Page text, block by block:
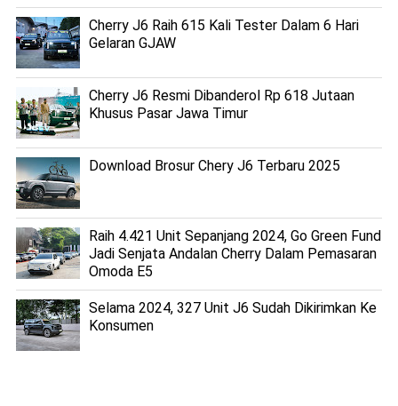
Cherry J6 Raih 615 Kali Tester Dalam 6 Hari
Gelaran GJAW
Cherry J6 Resmi Dibanderol Rp 618 Jutaan
Khusus Pasar Jawa Timur
Download Brosur Chery J6 Terbaru 2025
Raih 4.421 Unit Sepanjang 2024, Go Green Fund
Jadi Senjata Andalan Cherry Dalam Pemasaran
Omoda E5
Selama 2024, 327 Unit J6 Sudah Dikirimkan Ke
Konsumen